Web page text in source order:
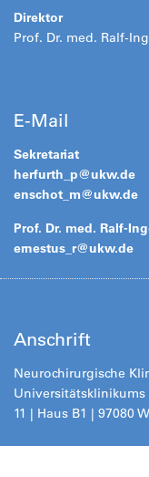
Direktor
Prof. Dr. med. Ralf-
E-Mail
Sekretariat
herfurth_p@ukw.de
enschot_m@ukw.de
Prof. Dr. med. Ralf-
ernestus_r@ukw.de
Anschrift
Neurochirurgische
Universitätsklinikums
11 | Haus B1 | 97080